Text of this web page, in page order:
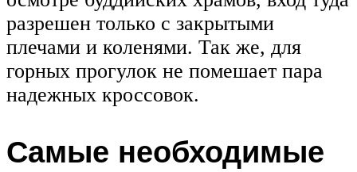
разрешен только с закрытыми
плечами и коленями. Так же, для
горных прогулок не помешает пара
надежных кроссовок.
Самые необходимые